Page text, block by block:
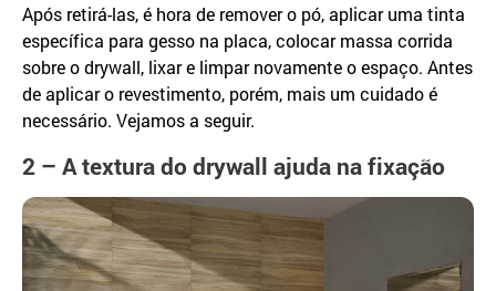
Após retirá-las, é hora de remover o pó, aplicar uma tinta
específica para gesso na placa, colocar massa corrida
sobre o drywall, lixar e limpar novamente o espaço. Antes
de aplicar o revestimento, porém, mais um cuidado é
necessário. Vejamos a seguir.
2 – A textura do drywall ajuda na fixação